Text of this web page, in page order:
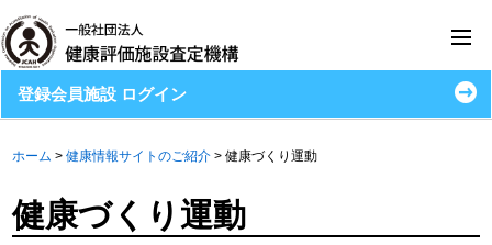
登録会員施設 ログイン
ホーム >健康情報サイトのご紹介 >健康づくり運動
健康づくり運動